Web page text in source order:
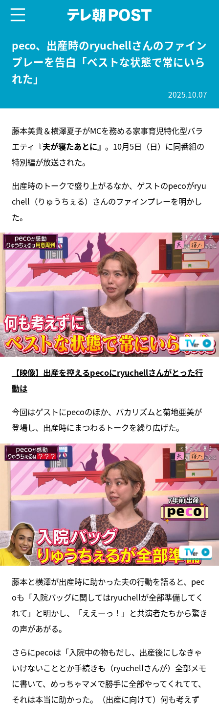
peco、出産時のryuchellさんのファイン
プレーを告白「ベストな状態で常にいら
れた」
2025.10.07
藤本美貴＆横澤夏子がMCを務める家事育児特化型バラ
エティ『夫が寝たあとに』。10月5日（日）に同番組の
特別編が放送された。
出産時のトークで盛り上がるなか、ゲストのpecoがryu
chell（りゅうちぇる）さんのファインプレーを明かし
た。
【映像】出産を控えるpecoにryuchellさんがとった行
動は
今回はゲストにpecoのほか、バカリズムと菊地亜美が
登場し、出産時にまつわるトークを繰り広げた。
藤本と横澤が出産時に助かった夫の行動を語ると、pec
oも「入院バッグに関してはryuchellが全部準備してく
れて」と明かし、「ええーっ！」と共演者たちから驚き
の声があがる。
さらにpecoは「入院中の物もだし、出産後にしなきゃ
いけないこととか手続きも（ryuchellさんが）全部メモ
に書いて、めっちゃマメで勝手に全部やってくれてて、
それは本当に助かった。（出産に向けて）何も考えず